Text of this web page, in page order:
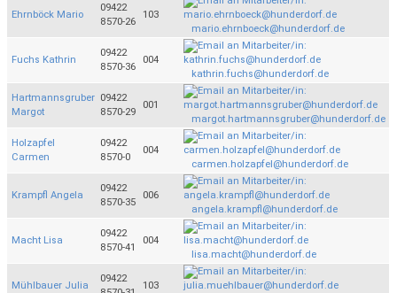
Ehrnböck Mario
09422
8570-26
103
mario.ehrnboeck@hunderdorf.de
Fuchs Kathrin
09422
8570-36
004
kathrin.fuchs@hunderdorf.de
Hartmannsgruber
Margot
09422
8570-29
001
margot.hartmannsgruber@hunderdorf.de
Holzapfel
Carmen
09422
8570-0
004
carmen.holzapfel@hunderdorf.de
Krampfl Angela
09422
8570-35
006
angela.krampfl@hunderdorf.de
Macht Lisa
09422
8570-41
004
lisa.macht@hunderdorf.de
Mühlbauer Julia
09422
103